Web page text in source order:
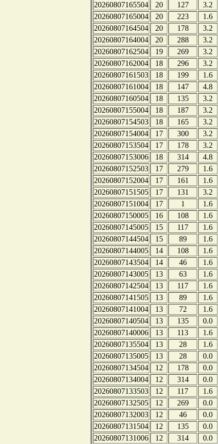
20260807165504
20 127
3.2
20260807165004
20 223
1.6
20260807164504
20 178
3.2
20260807164004
20 288
3.2
20260807162504
19 269
3.2
20260807162004
18 296
3.2
20260807161503
18 199
1.6
20260807161004
18 147
4.8
20260807160504
18 135
3.2
20260807155004
18 187
3.2
20260807154503
18 165
3.2
20260807154004
17 300
3.2
20260807153504
17 178
3.2
20260807153006
18 314
4.8
20260807152503
17 279
1.6
20260807152004
17 161
1.6
20260807151505
17 131
3.2
20260807151004
17 1
1.6
20260807150005
16 108
1.6
20260807145005
15 117
1.6
20260807144504
15 89
1.6
20260807144005
14 108
1.6
20260807143504
14 46
1.6
20260807143005
13 63
1.6
20260807142504
13 117
1.6
20260807141505
13 89
1.6
20260807141004
13 72
1.6
20260807140504
13 135
0.0
20260807140006
13 113
1.6
20260807135504
13 28
1.6
20260807135005
13 28
0.0
20260807134504
12 178
0.0
20260807134004
12 314
0.0
20260807133503
12 117
1.6
20260807132505
12 269
0.0
20260807132003
12 46
0.0
20260807131504
12 135
0.0
20260807131006
12 314
0.0